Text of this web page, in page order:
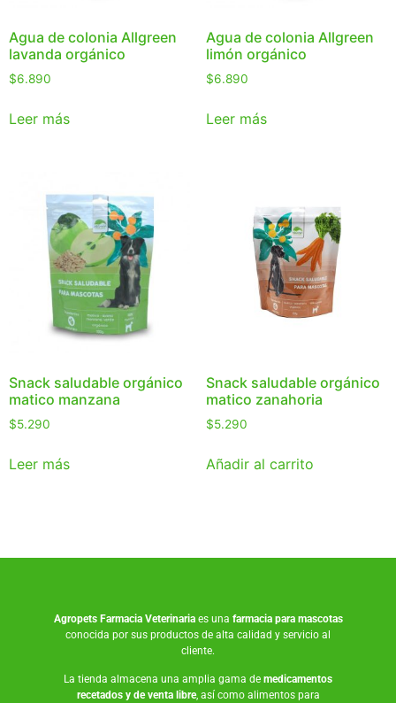
Agua de colonia Allgreen
lavanda orgánico
$6.890
Leer más
Agua de colonia Allgreen
limón orgánico
$6.890
Leer más
Snack saludable orgánico
matico manzana
$5.290
Leer más
Snack saludable orgánico
matico zanahoria
$5.290
Añadir al carrito
Agropets Farmacia Veterinariaes una farmacia para mascotas
conocida por sus productos de alta calidad y servicio al
cliente.
La tienda almacena una amplia gama de medicamentos
recetados y de venta libre, así como alimentos para